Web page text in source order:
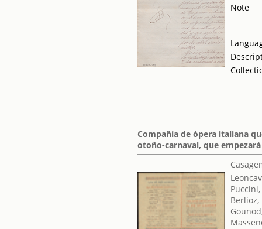
Note
Compañía de ópera italiana
otoño-carnaval, que
Berlioz,